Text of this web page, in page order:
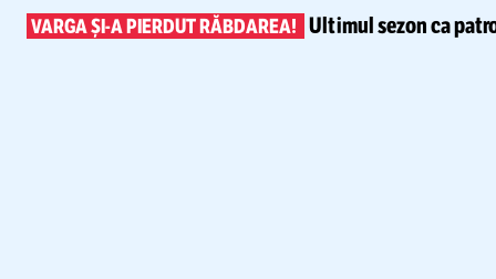
VARGAȘI-APIERDUT RĂBDAREA! Ultimul sezon ca